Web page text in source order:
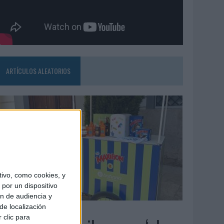
como cookies, y
un dispositivo
de audiencia y
localización
clic para
ARTÍCULOS ALEATORIOS
08/2026